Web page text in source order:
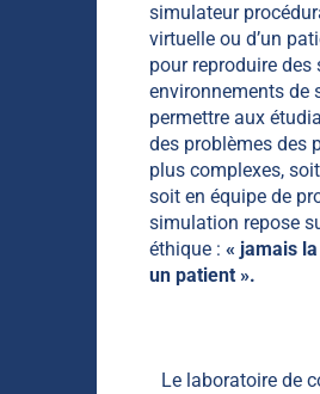
simulateur
virtuelle ou d’un
pour reproduire
environnements de
permettre aux
des problèmes des
plus complexes,
soit en équipe de
simulation repose
éthique : « jamais
un patient ».
Le laboratoire de